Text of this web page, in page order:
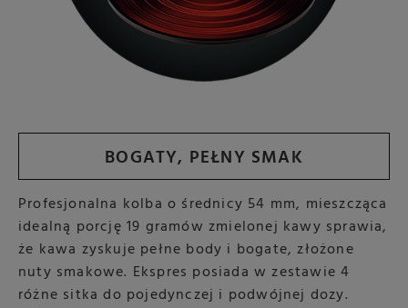
BOGATY, PEŁNY SMAK
Profesjonalna kolba o średnicy 54 mm, mieszcząca
idealną porcję 19 gramów zmielonej kawy sprawia,
że kawa zyskuje pełne body i bogate, złożone
nuty smakowe. Ekspres posiada w zestawie 4
różne sitka do pojedynczej i podwójnej dozy.